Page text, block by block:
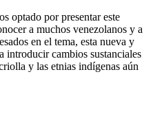
optado por presentar este
a muchos venezolanos y a
en el tema, esta nueva y
introducir cambios sustanciales
y las etnias indígenas aún